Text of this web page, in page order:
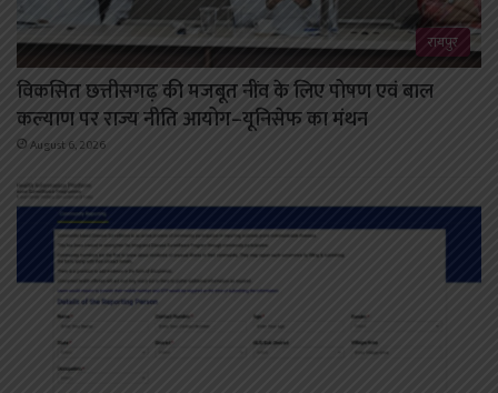
रायपुर
विकसित छत्तीसगढ़ की मजबूत नींव के लिए पोषण एवं बाल
कल्याण पर राज्य नीति आयोग–यूनिसेफ का मंथन
August 6, 2026